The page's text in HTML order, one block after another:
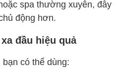
spa thường xuyên, đây
động hơn.
đầu hiệu quả
có thể dùng: